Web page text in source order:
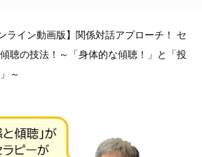
ライン動画版】関係対話アプローチ！ セ
聴の技法！～「身体的な傾聴！」と「投
～